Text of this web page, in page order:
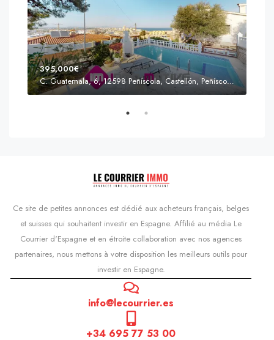
395,000€
C. Guatemala, 6, 12598 Peñíscola, Castellón, Peñíscola, Communauté valencienne
Ce site de petites annonces est dédié aux acheteurs français, belges
et suisses qui souhaitent investir en Espagne. Affilié au média Le
Courrier d'Espagne et en étroite collaboration avec nos agences
partenaires, nous mettons à votre disposition les meilleurs outils pour
investir en Espagne.
info@lecourrier.es
+34 695 77 53 00